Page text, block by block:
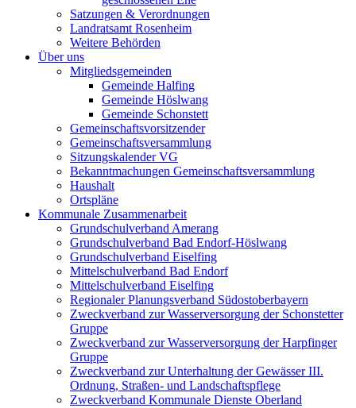
Satzungen & Verordnungen
Landratsamt Rosenheim
Weitere Behörden
Über uns
Mitgliedsgemeinden
Gemeinde Halfing
Gemeinde Höslwang
Gemeinde Schonstett
Gemeinschaftsvorsitzender
Gemeinschaftsversammlung
Sitzungskalender VG
Bekanntmachungen Gemeinschaftsversammlung
Haushalt
Ortspläne
Kommunale Zusammenarbeit
Grundschulverband Amerang
Grundschulverband Bad Endorf-Höslwang
Grundschulverband Eiselfing
Mittelschulverband Bad Endorf
Mittelschulverband Eiselfing
Regionaler Planungsverband Südostoberbayern
Zweckverband zur Wasserversorgung der Schonstetter
Gruppe
Zweckverband zur Wasserversorgung der Harpfinger
Gruppe
Zweckverband zur Unterhaltung der Gewässer III.
Ordnung, Straßen- und Landschaftspflege
Zweckverband Kommunale Dienste Oberland